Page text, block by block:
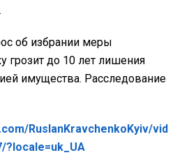
об избрании меры
грозит до 10 лет лишения
имущества. Расследование
RuslanKravchenkoKyiv/vid
?locale=uk_UA